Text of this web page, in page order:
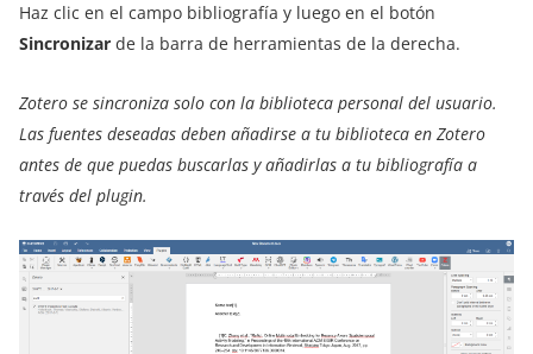
Haz clic en el campo bibliografía y luego en el botón
Sincronizar de la barra de herramientas de la derecha.
Zotero se sincroniza solo con la biblioteca personal del usuario.
Las fuentes deseadas deben añadirse a tu biblioteca en Zotero
antes de que puedas buscarlas y añadirlas a tu bibliografía a
través del plugin.